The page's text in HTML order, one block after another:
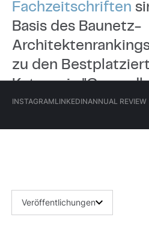
Hauptmenü
INSTAGRAM
INSTAGRAM
LINKEDIN
LINKEDIN
ANNUAL REVIEW
ANNUAL REVIEW
Fachzeitschriften
Basis des Baunetz-
zu den
Kategorie
Kategorie
Veröffentlichungen